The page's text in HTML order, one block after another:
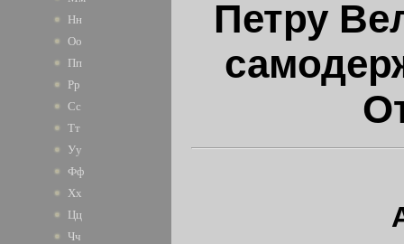
Нн
Оо
Пп
Рр
Сс
Тт
Уу
Фф
Хх
Цц
Чч
Петру